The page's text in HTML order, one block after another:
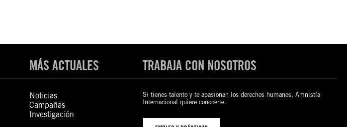
MÁS ACTUALES
Noticias
Campañas
Investigación
TRABAJA CON NOSOTROS
Si tienes talento y te apasionan los derechos humanos, Amnistía
Internacional quiere conocerte.